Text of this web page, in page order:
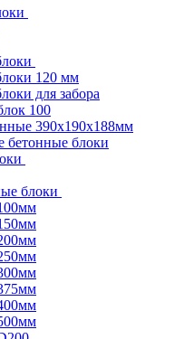
120 мм
для забора
100
390х190х188мм
бетонные блоки
блоки